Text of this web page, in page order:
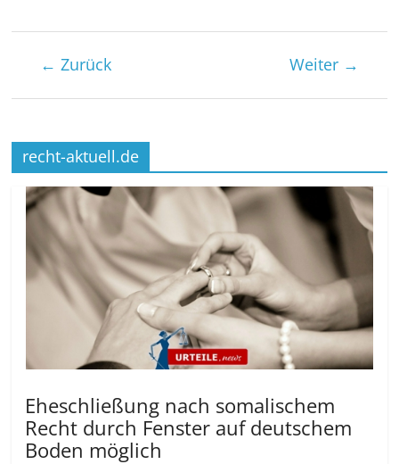
← Zurück Weiter →
recht-aktuell.de
Eheschließung nach somalischem
Recht durch Fenster auf deutschem
Boden möglich